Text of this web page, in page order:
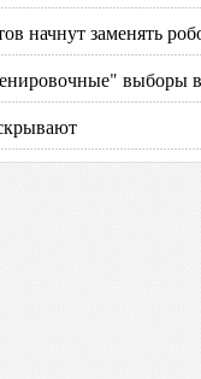
начнут заменять
выборы